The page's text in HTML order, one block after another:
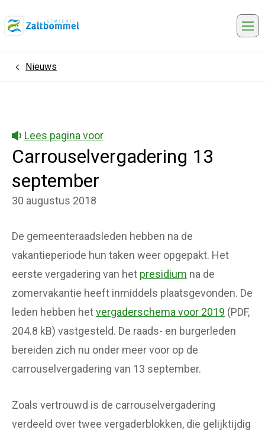
HomeNieuws
Lees pagina voor
Carrouselvergadering 13
september
30 augustus 2018
De gemeenteraadsleden hebben na de
vakantieperiode hun taken weer opgepakt. Het
eerste vergadering van het presidium na de
zomervakantie heeft inmiddels plaatsgevonden. De
leden hebben hetvergaderschema voor 2019 (PDF,
204.8 kB) vastgesteld. De raads- en burgerleden
bereiden zich nu onder meer voor op de
carrouselvergadering van 13 september.
Zoals vertrouwd is de carrouselvergadering
verdeeld over twee vergaderblokken, die gelijktijdig